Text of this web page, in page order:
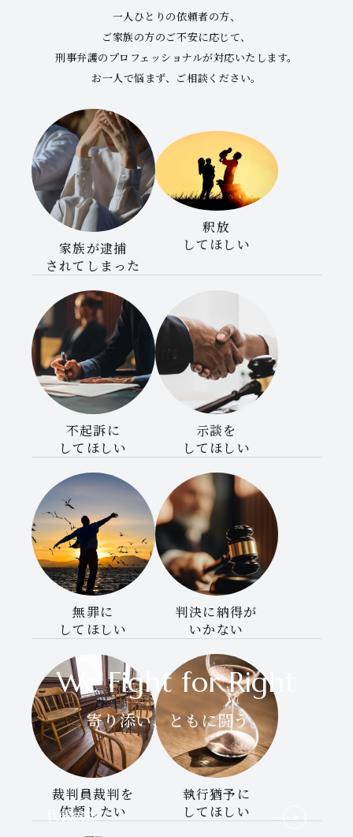
We Fight for Right
寄り添い、ともに闘う。
代表挨拶
一人ひとりの依頼者の方、
ご家族の方のご不安に応じて、
刑事弁護のプロフェッショナルが対応いたします。
お一人で悩まず、ご相談ください。
家族が逮捕
されてしまった
釈放
してほしい
不起訴に
してほしい
示談を
してほしい
無罪に
してほしい
判決に納得が
いかない
裁判員裁判を
依頼したい
執行猶予に
してほしい